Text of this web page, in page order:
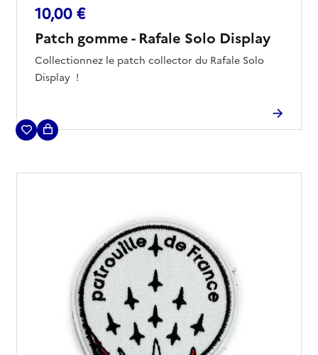
(4 avis)
10,00 €
Patch gomme - Rafale Solo Display
Collectionnez le patch collector du Rafale Solo
Display !